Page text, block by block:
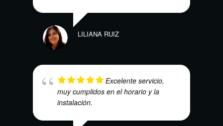
LILIANA RUIZ
Excelente servicio,
muy cumplidos en el horario y la
instalación.